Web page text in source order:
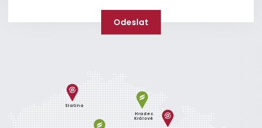
Slatina
Hradec
Králové